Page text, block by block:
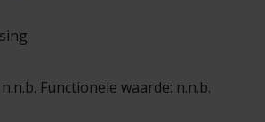
Functionele waarde: n.n.b.